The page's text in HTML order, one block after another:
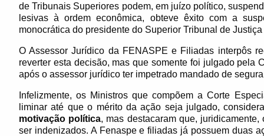
de Tribunais Superiores podem, em juízo político,
lesivas à ordem econômica, obteve êxito com a
monocrática do presidente do Superior Tribunal de
O Assessor Jurídico da FENASPE e Filiadas interpôs
reverter esta decisão, mas que somente foi julgado pela
após o assessor jurídico ter impetrado mandado de
Infelizmente, os Ministros que compõem a Corte
liminar até que o mérito da ação seja julgado,
motivação política, mas destacaram que,
ser indenizados. A Fenaspe e filiadas já possuem duas